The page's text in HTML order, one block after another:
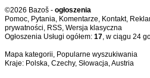
©2026 Bazoš - ogłoszenia
Pomoc, Pytania, Komentarze, Kontakt,
prywatności, RSS,
Ogłoszenia Usługi ogółem: 17, w ciągu 24
Mapa kategorii, Popularne wyszukiwania
Kraje: Polska, Czechy, Słowacja,Austria